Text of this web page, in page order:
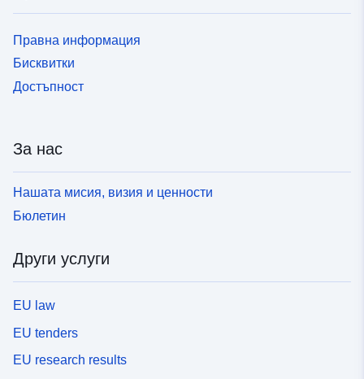
Правна информация
Бисквитки
Достъпност
За нас
Нашата мисия, визия и ценности
Бюлетин
Други услуги
EU law
EU tenders
EU research results